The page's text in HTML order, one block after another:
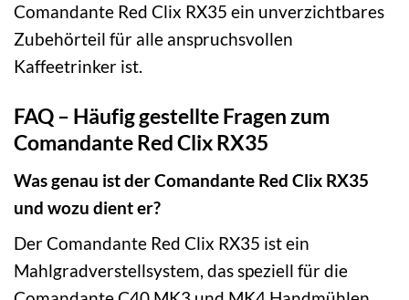
Comandante Red Clix RX35 ein unverzichtbares
Zubehörteil für alle anspruchsvollen
Kaffeetrinker ist.
FAQ – Häufig gestellte Fragen zum
Comandante Red Clix RX35
Was genau ist der Comandante Red Clix RX35
und wozu dient er?
Der Comandante Red Clix RX35 ist ein
Mahlgradverstellsystem, das speziell für die